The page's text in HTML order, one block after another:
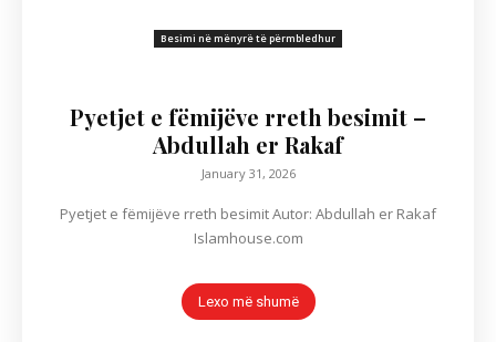
Besimi në mënyrë të përmbledhur
Pyetjet e fëmijëve rreth besimit –
Abdullah er Rakaf
January 31, 2026
Pyetjet e fëmijëve rreth besimit Autor: Abdullah er Rakaf
Islamhouse.com
Lexo më shumë